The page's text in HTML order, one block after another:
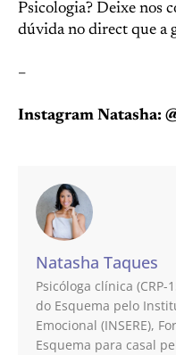
Psicologia? Deixe nos
dúvida no direct que a
–
Instagram Natasha:
Natasha Taques
Psicóloga clínica
do Esquema pelo
Emocional (INSERE),
Esquema para casal